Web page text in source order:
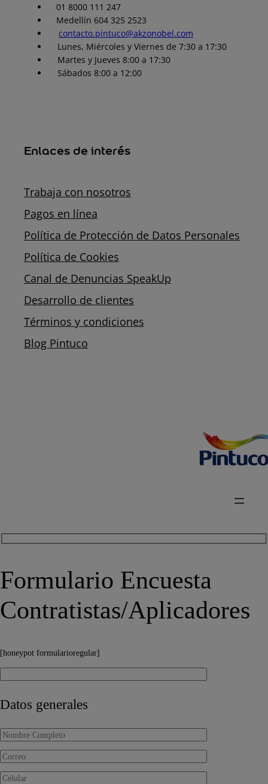
01 8000 111 247
Medellín 604 325 2523
contacto.pintuco@akzonobel.com
Lunes, Miércoles y Viernes de 7:30 a 17:30
Martes y Jueves 8:00 a 17:30
Sábados 8:00 a 12:00
Enlaces de interés
Trabaja con nosotros
Pagos en línea
Política de Protección de Datos Personales
Política de Cookies
Canal de Denuncias SpeakUp
Desarrollo de clientes
Términos y condiciones
Blog Pintuco
Formulario Encuesta
Contratistas/Aplicadores
[honeypot formularioregular]
Datos generales